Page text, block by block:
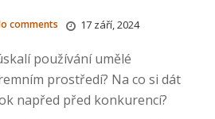
17 září, 2024
comments
používání umělé
prostředí? Na co si dát
napřed před konkurencí?